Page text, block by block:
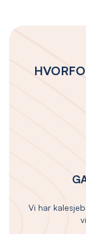
Vi har